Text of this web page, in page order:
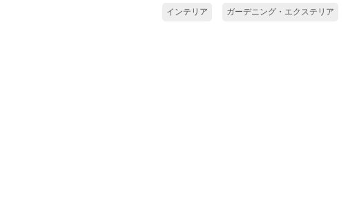
インテリア ガーデニング・エクステリア